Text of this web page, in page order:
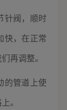
针阀，顺时
快，在正常
再调整。
的管道上使
。